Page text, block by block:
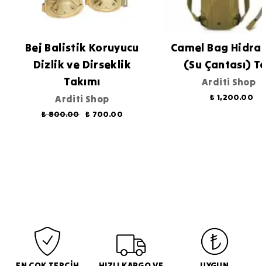
Bej Balistik Koruyucu
Dizlik ve Dirseklik
Takımı
Arditi Shop
₺ 800.00 ₺ 700.00
Camel Bag
(Su Çantası)
Arditi Shop
₺ 1,200.00